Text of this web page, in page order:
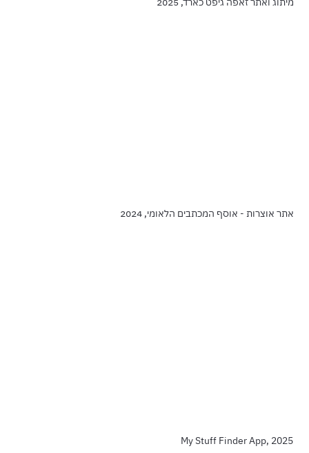
אתר אוצרות - אוסף המכתבים הלאומי, 2024
My Stuff Finder App, 2025